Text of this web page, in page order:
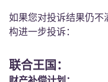
如果您对投诉结果仍
构进一步投诉：
联合王国：